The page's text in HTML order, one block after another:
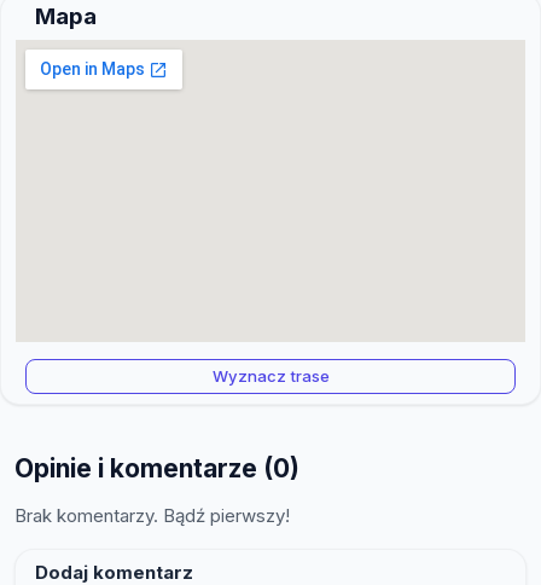
Mapa
Wyznacz trase
Opinie i komentarze (0)
Brak komentarzy. Bądź pierwszy!
Dodaj komentarz